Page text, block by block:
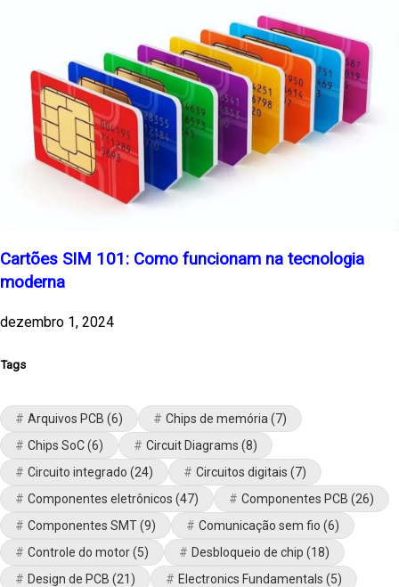
Cartões SIM 101: Como funcionam na tecnologia
moderna
dezembro 1, 2024
Tags
Arquivos PCB (6) Chips de memória (7)
Chips SoC(6) Circuit Diagrams (8)
Circuito integrado (24) Circuitos digitais (7)
Componentes eletrônicos (47) Componentes PCB (26)
Componentes SMT(9) Comunicação sem fio (6)
Controle do motor(5) Desbloqueio de chip (18)
Design de PCB (21) Electronics Fundamentals (5)